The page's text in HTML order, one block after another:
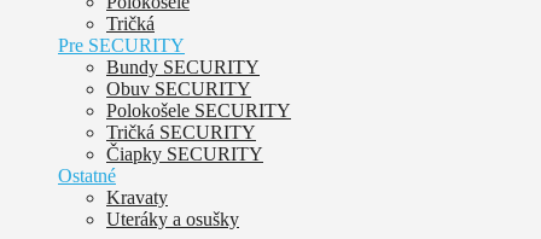
Tričká
Pre SECURITY
Bundy SECURITY
Obuv SECURITY
Polokošele SECURITY
Tričká SECURITY
Čiapky SECURITY
Ostatné
Kravaty
Uteráky a osušky